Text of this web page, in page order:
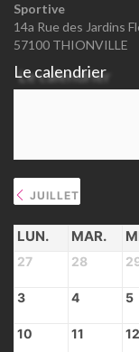
Sportive
14a Rue des Jardins
57100 THIONVILLE
Le calendrier
JUILLET
LUN. MAR.
27 28
3 4 5
10 11 12